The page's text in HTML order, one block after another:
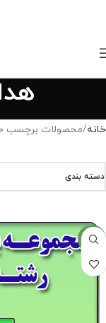
خانه محصولات برچسب
دسته بندی
-33%